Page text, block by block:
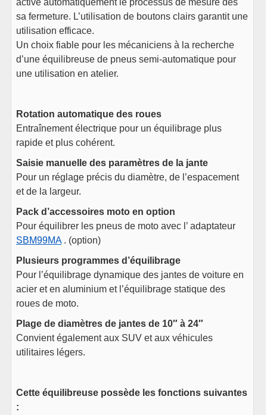
active automatiquement le processus de mesure dès
sa fermeture. L’utilisation de boutons clairs garantit une
utilisation efficace.
Un choix fiable pour les mécaniciens à la recherche
d’une équilibreuse de pneus semi-automatique pour
une utilisation en atelier.
Rotation automatique des roues
Entraînement électrique pour un équilibrage plus
rapide et plus cohérent.
Saisie manuelle des paramètres de la jante
Pour un réglage précis du diamètre, de l’espacement
et de la largeur.
Pack d’accessoires moto en option
Pour équilibrer les pneus de moto avec l’ adaptateur
SBM99MA. (option)
Plusieurs programmes d’équilibrage
Pour l’équilibrage dynamique des jantes de voiture en
acier et en aluminium et l’équilibrage statique des
roues de moto.
Plage de diamètres de jantes de 10″ à 24″
Convient également aux SUV et aux véhicules
utilitaires légers.
Cette équilibreuse possède les fonctions suivantes
: